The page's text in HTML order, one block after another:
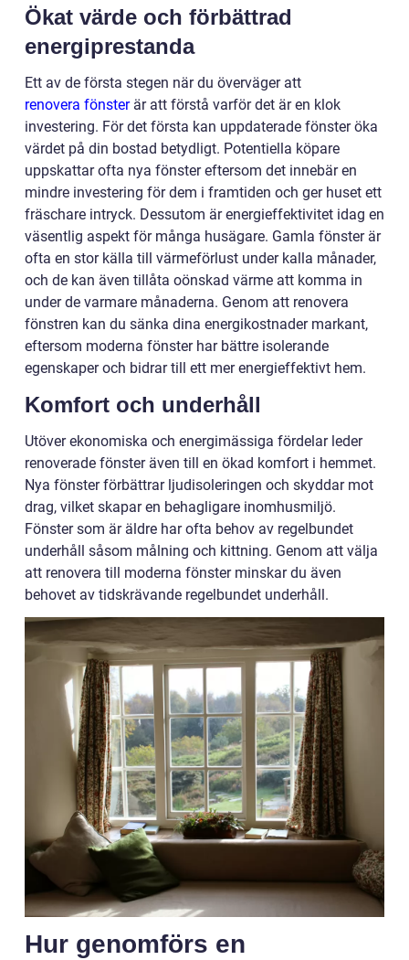
Ökat värde och förbättrad
energiprestanda
Ett av de första stegen när du överväger att
renovera fönsterär att förstå varför det är en klok
investering. För det första kan uppdaterade fönster öka
värdet på din bostad betydligt. Potentiella köpare
uppskattar ofta nya fönster eftersom det innebär en
mindre investering för dem i framtiden och ger huset ett
fräschare intryck. Dessutom är energieffektivitet idag en
väsentlig aspekt för många husägare. Gamla fönster är
ofta en stor källa till värmeförlust under kalla månader,
och de kan även tillåta oönskad värme att komma in
under de varmare månaderna. Genom att renovera
fönstren kan du sänka dina energikostnader markant,
eftersom moderna fönster har bättre isolerande
egenskaper och bidrar till ett mer energieffektivt hem.
Komfort och underhåll
Utöver ekonomiska och energimässiga fördelar leder
renoverade fönster även till en ökad komfort i hemmet.
Nya fönster förbättrar ljudisoleringen och skyddar mot
drag, vilket skapar en behagligare inomhusmiljö.
Fönster som är äldre har ofta behov av regelbundet
underhåll såsom målning och kittning. Genom att välja
att renovera till moderna fönster minskar du även
behovet av tidskrävande regelbundet underhåll.
Hur genomförs en